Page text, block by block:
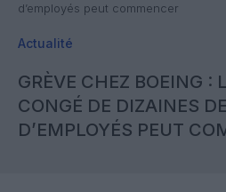
d’employés peut commencer
Actualité
GRÈVE CHEZ BOEING :
CONGÉ DE DIZAINES
D’EMPLOYÉS PEUT